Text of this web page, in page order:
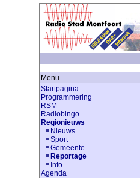
Menu
Startpagina
Programmering
RSM
Radiobingo
Regionieuws
Nieuws
Sport
Gemeente
Reportage
Info
Agenda